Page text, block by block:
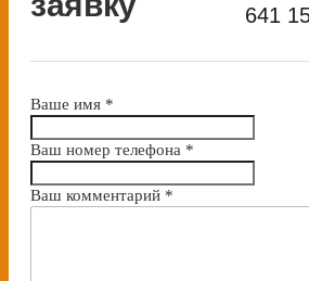
641
Ваше имя *
Ваш номер телефона *
Bаш комментарий *